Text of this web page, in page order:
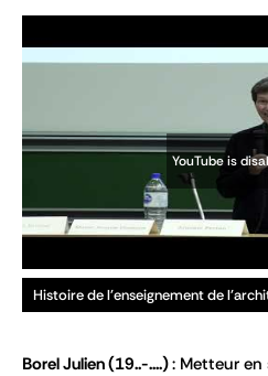
YouTube is
Histoire de l'enseignement de
Borel Julien(19..-....) Metteur en